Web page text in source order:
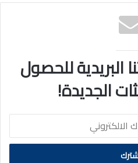
البريدية للحصول
الجديدة!